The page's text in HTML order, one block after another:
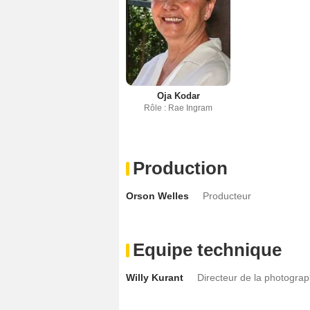
Oja Kodar
Rôle : Rae Ingram
Production
Orson Welles Producteur
Equipe technique
Willy Kurant Directeur de la